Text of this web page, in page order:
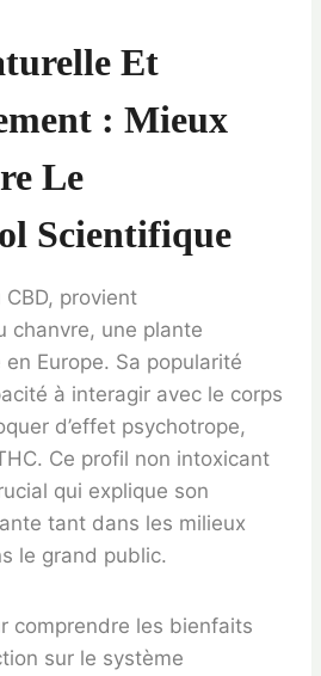
Et
: Mieux
Le
Scientifique
provient
chanvre, une plante
Europe. Sa popularité
à interagir avec le corps
d’effet psychotrope,
Ce profil non intoxicant
qui explique son
tant dans les milieux
le grand public.
comprendre les bienfaits
sur le système